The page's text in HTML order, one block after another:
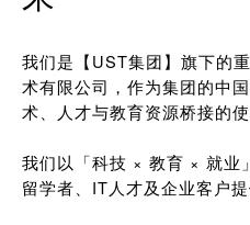
我们是【UST集团】旗下的
术有限公司，作为集团的中
术、人才与教育资源桥接的使
我们以「科技 × 教育 × 就业
留学者、IT人才及企业客户提